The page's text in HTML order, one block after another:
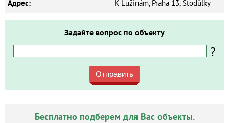
Адрес: K Lužinám, Praha 13, Stodůlky
Задайте вопрос по объекту
?
Отправить
Бесплатно подберем для Вас объекты.